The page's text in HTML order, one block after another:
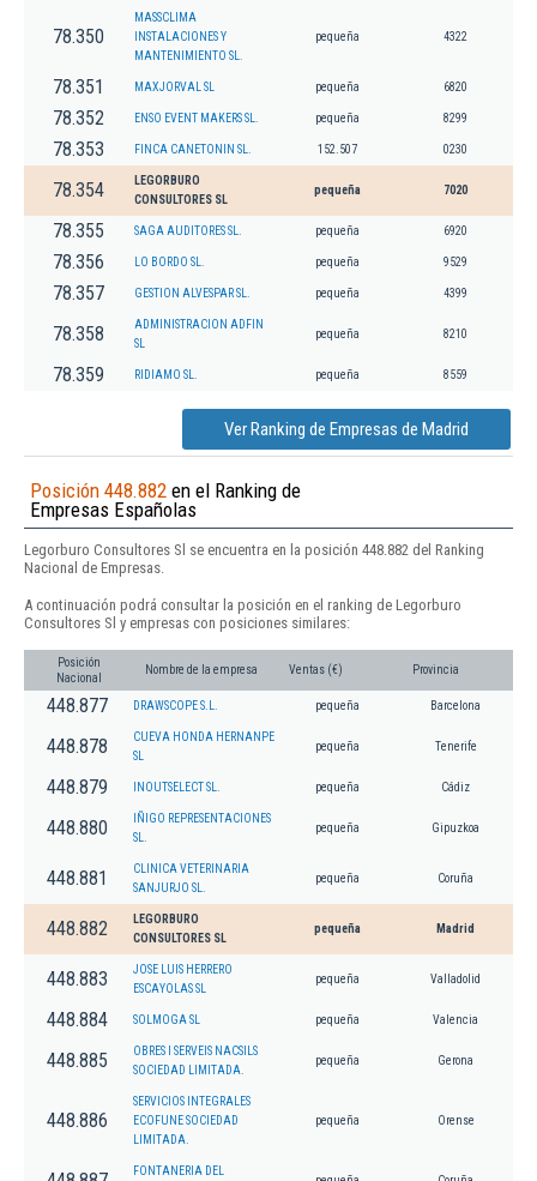
78.350
MASSCLIMA
INSTALACIONES Y
MANTENIMIENTO SL.
pequeña 4322
78.351 MAXJORVAL SL pequeña 6820
78.352 ENSO EVENT MAKERS SL. pequeña 8299
78.353 FINCA CANETONIN SL. 152.507 0230
78.354
LEGORBURO
CONSULTORES SL
pequeña 7020
78.355 SAGA AUDITORES SL. pequeña 6920
78.356 LO BORDO SL. pequeña 9529
78.357 GESTION ALVESPAR SL. pequeña 4399
78.358
ADMINISTRACION ADFIN
SL
pequeña 8210
78.359 RIDIAMO SL. pequeña 8559
Ver Ranking de Empresas de Madrid
Posición 448.882 en el Ranking de
Empresas Españolas
Legorburo Consultores Sl se encuentra en la posición 448.882 del Ranking
Nacional de Empresas.
A continuación podrá consultar la posición en el ranking de Legorburo
Consultores Sl y empresas con posiciones similares:
Posición
Nacional
Nombre de la empresa Ventas (€) Provincia
448.877 DRAWSCOPE S.L. pequeña Barcelona
448.878
CUEVA HONDA HERNANPE
SL
pequeña Tenerife
448.879 INOUTSELECT SL. pequeña Cádiz
448.880
IÑIGO REPRESENTACIONES
SL.
pequeña Gipuzkoa
448.881
CLINICA VETERINARIA
SANJURJO SL.
pequeña Coruña
448.882
LEGORBURO
CONSULTORES SL
pequeña Madrid
448.883
JOSE LUIS HERRERO
ESCAYOLAS SL
pequeña Valladolid
448.884 SOLMOGA SL pequeña Valencia
448.885
OBRES I SERVEIS NACSILS
SOCIEDAD LIMITADA.
pequeña Gerona
448.886
SERVICIOS INTEGRALES
ECOFUNE SOCIEDAD
LIMITADA.
pequeña Orense
FONTANERIA DEL